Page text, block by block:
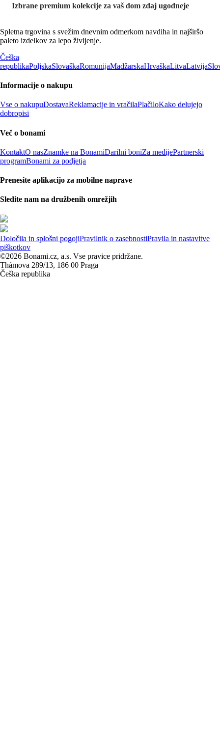
Izbrane premium kolekcije za vaš dom zdaj ugodneje
Spletna trgovina s svežim dnevnim odmerkom navdiha in najširšo
paleto izdelkov za lepo življenje.
Češka
republikaPoljskaSlovaškaRomunijaMadžarskaHrvaškaLitvaLatvija
Informacije o nakupu
Vse o nakupuDostavaReklamacije in vračilaPlačiloKako delujejo
dobropisi
Več o bonami
KontaktO nasZnamke na BonamiDarilni boniZa medijePartnerski
programBonami za podjetja
Prenesite aplikacijo za mobilne naprave
Sledite nam na družbenih omrežjih
Določila in splošni pogojiPravilnik o zasebnostiPravila in nastavitve
piškotkov
©2026 Bonami.cz, a.s. Vse pravice pridržane.
Thámova 289/13, 186 00 Praga
Češka republika